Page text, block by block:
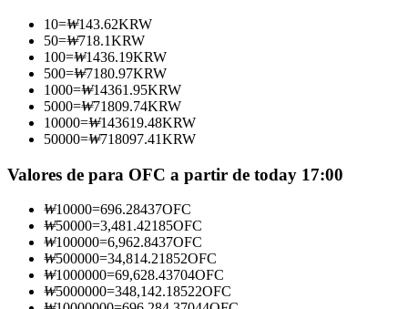
Torne-se um Trader de Cópias
Desfrute da partilha de lucros e comissões de copy trading
10=₩143.62KRW
50=₩718.1KRW
100=₩1436.19KRW
500=₩7180.97KRW
1000=₩14361.95KRW
5000=₩71809.74KRW
10000=₩143619.48KRW
50000=₩718097.41KRW
Valores de para OFC a partir de today 17:00
₩10000=696.28437OFC
₩50000=3,481.42185OFC
₩100000=6,962.8437OFC
₩500000=34,814.21852OFC
₩1000000=69,628.43704OFC
₩5000000=348,142.18522OFC